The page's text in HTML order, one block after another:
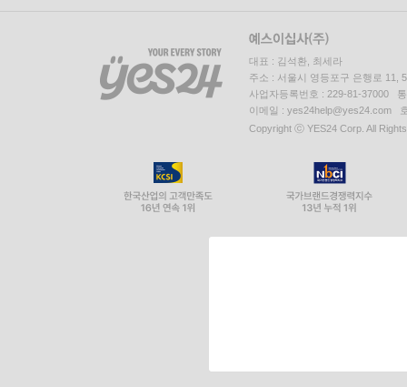
대표 : 김석환, 최세라
주소 : 서울시 영등포구 은행로 11,
사업자등록번호 : 229-81-37000
이메일 : yes24help@yes24.com
Copyright ⓒ YES24 Corp. All